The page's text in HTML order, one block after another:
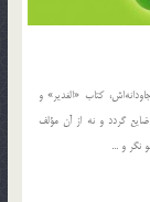
كتاب «الغدير» و
ضايع گردد و نه از آن مؤلف
نگر و ...